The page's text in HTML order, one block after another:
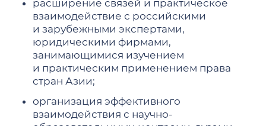
расширение связей и практическое
взаимодействие с российскими
и зарубежными экспертами,
юридическими фирмами,
занимающимися изучением
и практическим применением права
стран Азии;
организация эффективного
взаимодействия с научно-